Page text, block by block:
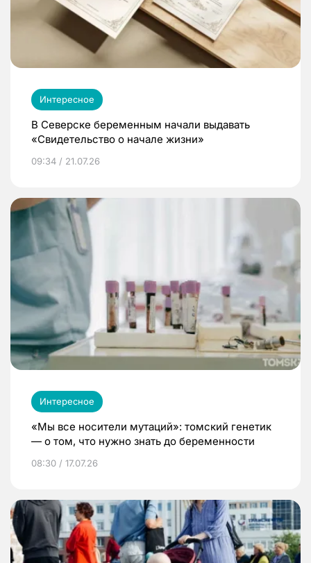
Интересное
В Северске беременным начали выдавать
«Свидетельство о начале жизни»
09:34 / 21.07.26
Интересное
«Мы все носители мутаций»: томский генетик
— о том, что нужно знать до беременности
08:30 / 17.07.26